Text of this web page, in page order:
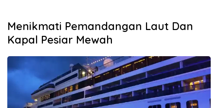
Menikmati Pemandangan Laut Dan
Kapal Pesiar Mewah